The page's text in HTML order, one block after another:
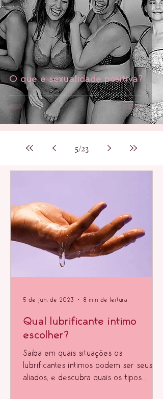
O que é sexualidade positiva?
5/23
Qual lubrificante íntimo
escolher?
Saiba em quais situações os
lubrificantes íntimos podem ser seus
aliados, e descubra quais os tipos
5 de jun. de 2023 8 min de leitura